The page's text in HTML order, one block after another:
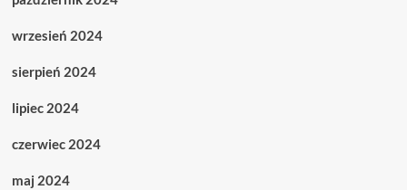
wrzesień 2024
sierpień 2024
lipiec 2024
czerwiec 2024
maj 2024